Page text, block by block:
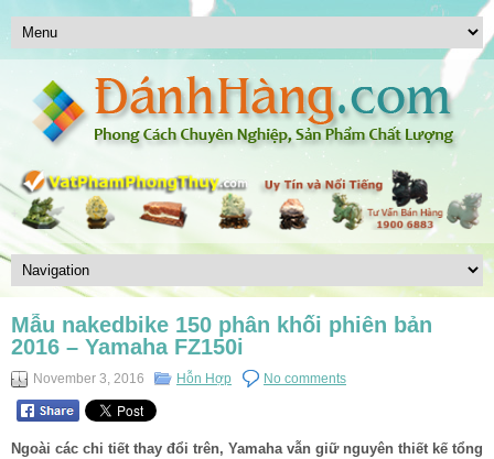
Mẫu nakedbike 150 phân khối phiên bản
2016 – Yamaha FZ150i
November 3, 2016 Hỗn Hợp No comments
Ngoài các chi tiết thay đổi trên, Yamaha vẫn giữ nguyên thiết kế tổng